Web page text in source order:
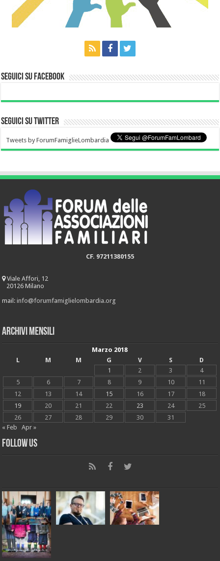
Seguici su Facebook
Seguici su Twitter
Tweets by ForumFamiglieLombardia
CF. 97211380155
Viale Affori, 12
20126 Milano
mail:info@forumfamiglielombardia.org
Archivi mensili
Marzo 2018
L
M M G V S
D
1
2 3
4
5
6 7 8 9 10
11
12
13 14 15 16 17
18
19
20 21 22 23 24
25
26
27 28 29 30
31
« Feb
Apr »
Follow Us